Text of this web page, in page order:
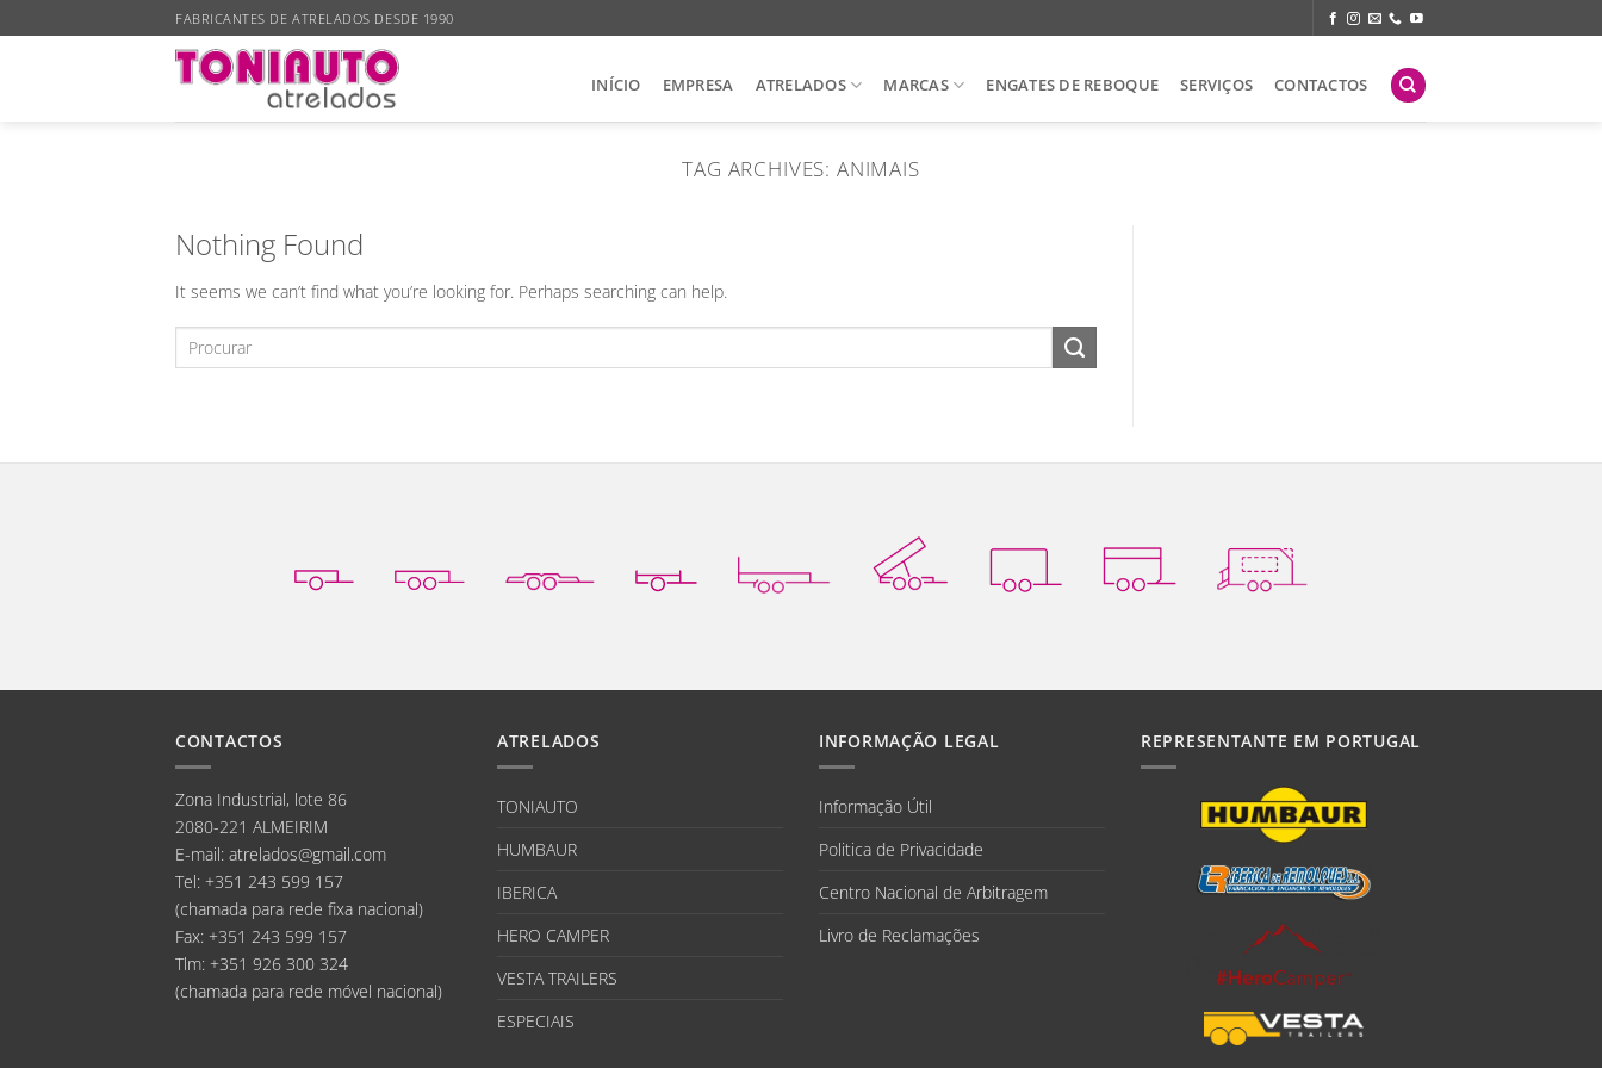
to
FABRICANTES DE ATRELADOS DESDE 1990
INÍCIO EMPRESA ATRELADOS MARCAS ENGATES DE REBOQUE SERVIÇOS CONTACTOS
TAG ARCHIVES: ANIMAIS
Nothing Found
It seems we can’t find what you’re looking for. Perhaps searching can help.
CONTACTOS
Zona Industrial, lote 86
2080-221 ALMEIRIM
E-mail: atrelados@gmail.com
Tel: +351 243 599 157
(chamada para rede fixa nacional)
Fax: +351 243 599 157
Tlm: +351 926 300 324
(chamada para rede móvel nacional)
ATRELADOS
TONIAUTO
HUMBAUR
IBERICA
HERO CAMPER
VESTA TRAILERS
ESPECIAIS
INFORMAÇÃO LEGAL
Informação Útil
Politica de Privacidade
Centro Nacional de Arbitragem
Livro de Reclamações
REPRESENTANTE EM PORTUGAL